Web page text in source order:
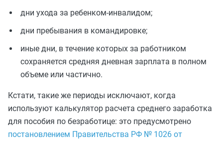
дни ухода за ребенком-инвалидом;
дни пребывания в командировке;
иные дни, в течение которых за работником
сохраняется средняя дневная зарплата в полном
объеме или частично.
Кстати, такие же периоды исключают, когда
используют калькулятор расчета среднего заработка
для пособия по безработице: это предусмотрено
постановлением Правительства РФ № 1026 от